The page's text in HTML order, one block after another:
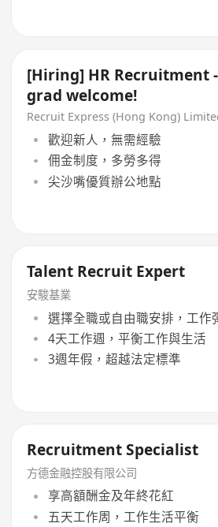
[Hiring] HR Recruitment
grad welcome!
Recruit Express (Hong Kong)
歡迎新人，無需經驗
佣金制度，多勞多得
尖沙嘴優質辦公地點
Talent Recruit Expert
安駿基業
選擇全職或自由職安排，工作
4天工作週，平衡工作與生活
3週年假，超越法定標準
Recruitment Specialist
方德金融控股有限公司
享高額酬金及年終花紅
五天工作周，工作生活平衡